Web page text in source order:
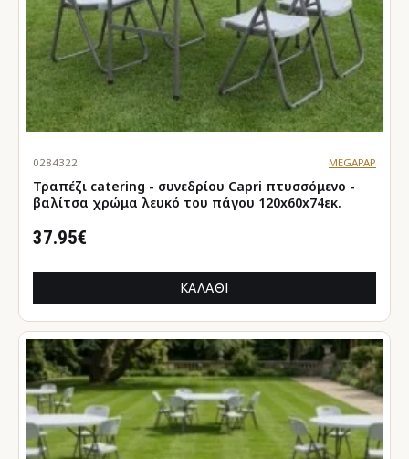
0284322 MEGAPAP
Τραπέζι catering - συνεδρίου Capri πτυσσόμενο -
βαλίτσα χρώμα λευκό του πάγου 120x60x74εκ.
37.95€
ΚΑΛΆΘΙ